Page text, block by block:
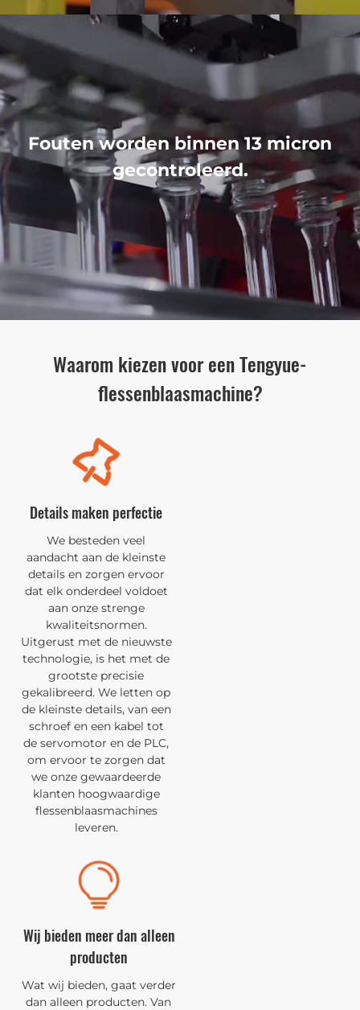
Fouten worden binnen 13 micron
gecontroleerd.
Waarom kiezen voor een Tengyue-
flessenblaasmachine?
Details maken perfectie
We besteden veel
aandacht aan de kleinste
details en zorgen ervoor
dat elk onderdeel voldoet
aan onze strenge
kwaliteitsnormen.
Uitgerust met de nieuwste
technologie, is het met de
grootste precisie
gekalibreerd. We letten op
de kleinste details, van een
schroef en een kabel tot
de servomotor en de PLC,
om ervoor te zorgen dat
we onze gewaardeerde
klanten hoogwaardige
flessenblaasmachines
leveren.
Wij bieden meer dan alleen
producten
Wat wij bieden, gaat verder
dan alleen producten. Van